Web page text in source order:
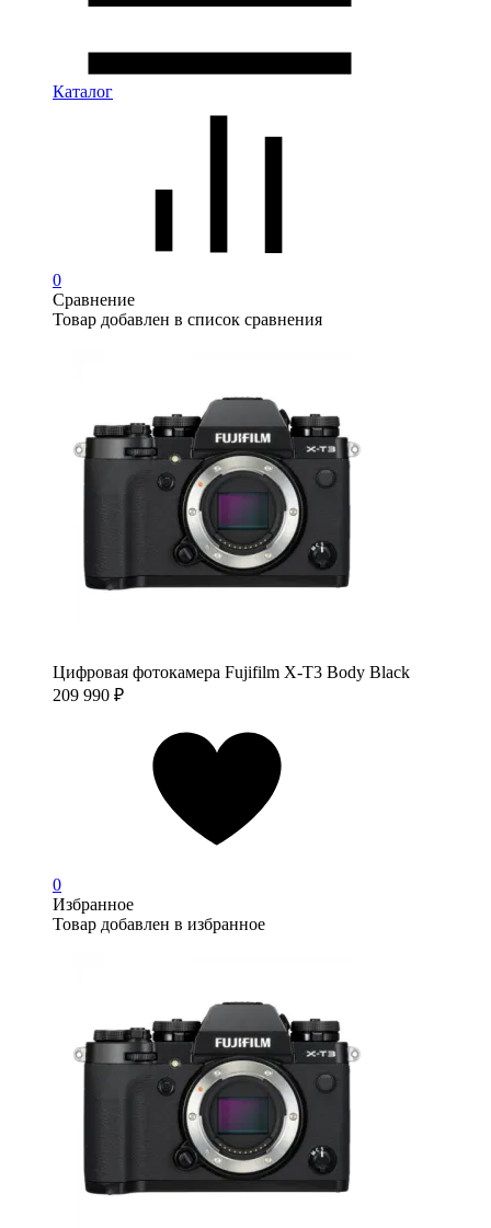
Каталог
0
Сравнение
Товар добавлен в список сравнения
Цифровая фотокамера Fujifilm X-T3 Body Black
209 990 ₽
0
Избранное
Товар добавлен в избранное